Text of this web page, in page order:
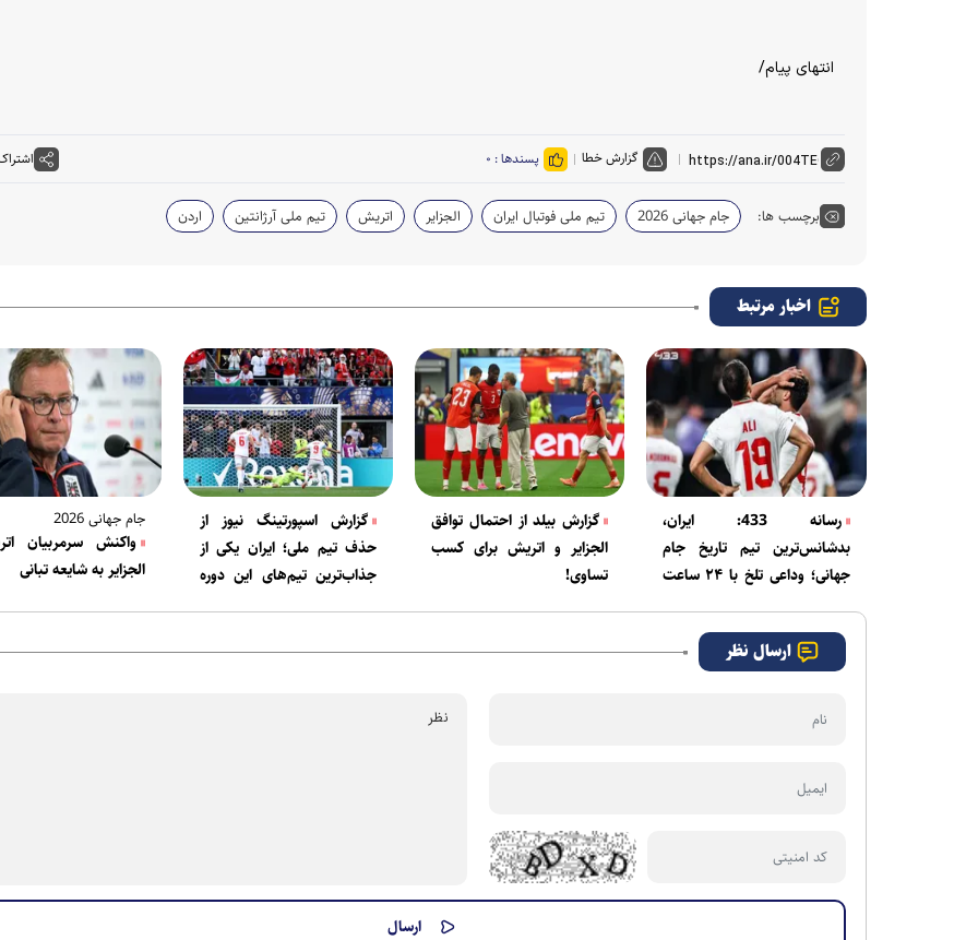
انتهای پیام/
گزارش خطا پسندها : ۰
برچسب ها: جام جهانی 2026 تیم ملی فوتبال ایران الجزایر اتریش تیم ملی آرژانتین اردن
اخبار مرتبط
رسانه 433: ایران،
بدشانس‌ترین تیم تاریخ جام
جهانی؛ وداعی تلخ با ۲۴ ساعت
گزارش بیلد از احتمال توافق
الجزایر و اتریش برای کسب
تساوی!
گزارش اسپورتینگ نیوز از
حذف تیم ملی؛ ایران یکی از
جذاب‌ترین تیم‌های این دوره
داد
جام جهانی 2026
واکنش سرمربیان
الجزایر به شایعه تبانی
ارسال نظر